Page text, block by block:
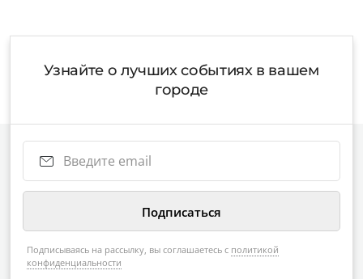
Узнайте о лучших событиях в вашем
городе
Подписываясь на рассылку, вы соглашаетесь с политикой
конфиденциальности